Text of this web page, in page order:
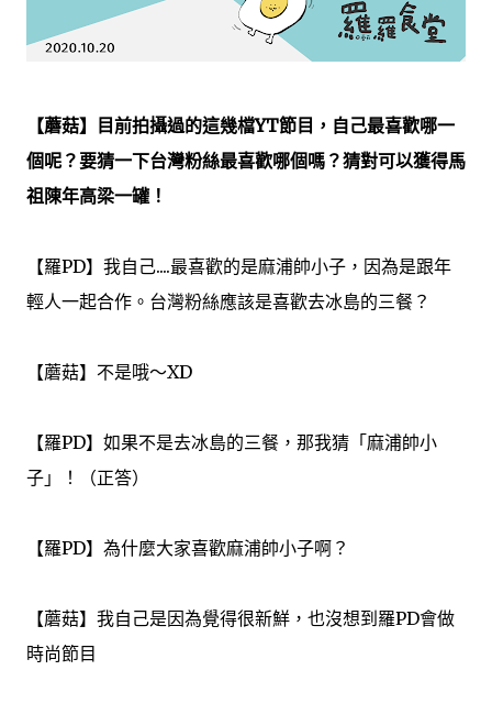
【蘑菇】
目前拍攝過的這幾檔YT節目，自己最喜歡哪一
個呢？要猜一下台灣粉絲最喜歡哪個嗎？猜對可以獲得馬
祖陳年高梁一罐！
【羅PD】我自己....最喜歡的是麻浦帥小子，因為是跟年
輕人一起合作。台灣粉絲應該是喜歡去冰島的三餐？
【蘑菇】不是哦～XD
【羅PD】如果不是去冰島的三餐，那我猜「麻浦帥小
子」！（正答）
【羅PD】為什麼大家喜歡麻浦帥小子啊？
【蘑菇】我自己是因為覺得很新鮮，也沒想到羅PD會做
時尚節目